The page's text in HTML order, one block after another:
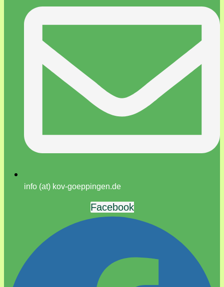
info (at) kov-goeppingen.de
Facebook